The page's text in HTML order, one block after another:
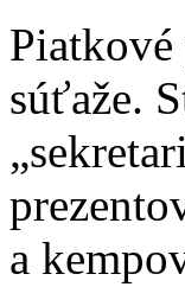
Piatkové
súťaže.
a